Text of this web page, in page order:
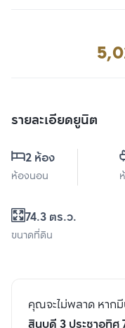
รายละเอียดยูนิต
2 ห้อง
ห้องนอน
74.3 ตร.ว.
ขนาดที่ดิน
คุณจะไม่พลาด หากมี